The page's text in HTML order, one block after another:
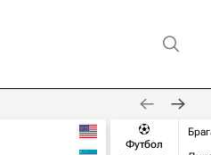
Футбол